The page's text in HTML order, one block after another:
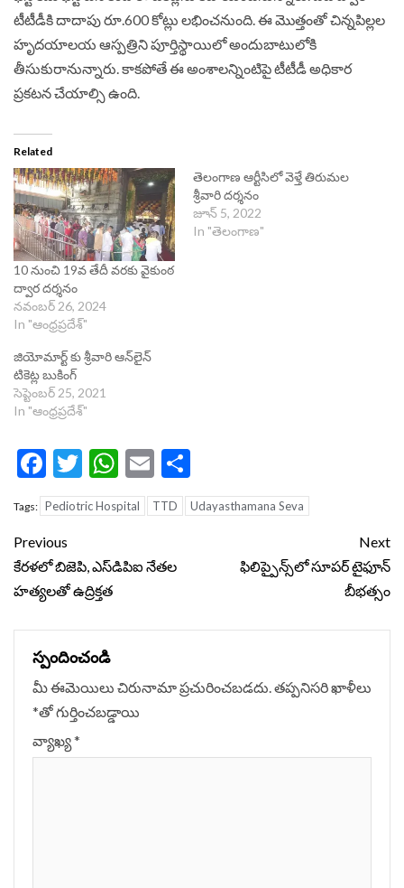
టీటీడీకి దాదాపు రూ.600 కోట్లు లభించనుంది. ఈ మొత్తంతో చిన్నపిల్లల
హృదయాలయ ఆస్పత్రిని పూర్తిస్థాయిలో అందుబాటులోకి
తీసుకురానున్నారు. కాకపోతే ఈ అంశాలన్నింటిపై టీటీడీ అధికార
ప్రకటన చేయాల్సి ఉంది.
Related
10 నుంచి 19వ తేదీ వరకు వైకుంఠ
ద్వార దర్శనం
నవంబర్ 26, 2024
In "ఆంధ్రప్రదేశ్"
తెలంగాణ ఆర్టీసిలో వెళ్తే తిరుమల
శ్రీవారి దర్శనం
జూన్ 5, 2022
In "తెలంగాణ"
జియోమార్ట్‌ కు శ్రీవారి ఆన్‌లైన్‌
టికెట్ల బుకింగ్‌
సెప్టెంబర్ 25, 2021
In "ఆంధ్రప్రదేశ్"
Facebook
Twitter
WhatsApp
Email
Tags: Pediotric Hospital TTD Udayasthamana Seva
Continue
Reading
Previous
కేరళలో బిజెపి, ఎస్‌డిపిఐ నేతల
హత్యలతో ఉద్రిక్తత
Next
ఫిలిప్పైన్స్‌లో సూప‌ర్ టైఫూన్
బీభ‌త్సం
స్పందించండి
మీ ఈమెయిలు చిరునామా ప్రచురించబడదు. తప్పనిసరి ఖాళీలు
*‌తో గుర్తించబడ్డాయి
వ్యాఖ్య*